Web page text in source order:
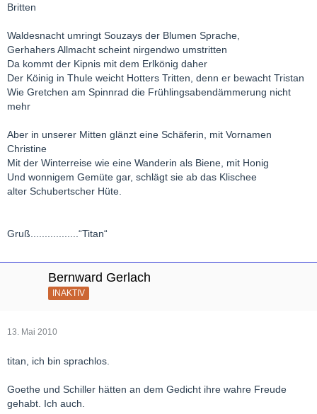
Britten
Waldesnacht umringt Souzays der Blumen Sprache,
Gerhahers Allmacht scheint nirgendwo umstritten
Da kommt der Kipnis mit dem Erlkönig daher
Der Köinig in Thule weicht Hotters Tritten, denn er bewacht Tristan
Wie Gretchen am Spinnrad die Frühlingsabendämmerung nicht
mehr
Aber in unserer Mitten glänzt eine Schäferin, mit Vornamen
Christine
Mit der Winterreise wie eine Wanderin als Biene, mit Honig
Und wonnigem Gemüte gar, schlägt sie ab das Klischee
alter Schubertscher Hüte.
Gruß.................“Titan“
Bernward Gerlach
INAKTIV
13. Mai 2010
titan, ich bin sprachlos.
Goethe und Schiller hätten an dem Gedicht ihre wahre Freude
gehabt. Ich auch.